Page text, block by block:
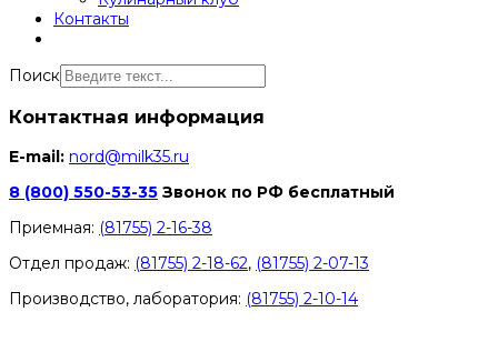
Контакты
Поиск
Контактная информация
E-mail: nord@milk35.ru
8 (800) 550-53-35 Звонок по РФ бесплатный
Приемная: (81755) 2-16-38
Отдел продаж: (81755) 2-18-62, (81755) 2-07-13
Производство, лаборатория: (81755) 2-10-14